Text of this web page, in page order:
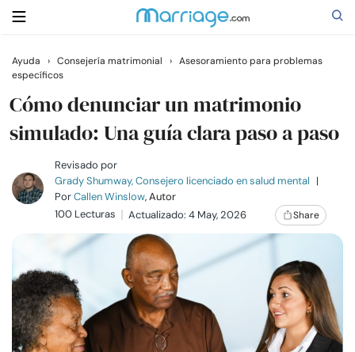
Buscar
Casarse
Relaciones
Ayuda
Cursos
Ayuda › Consejería matrimonial › Asesoramiento para problemas
específicos
Cómo denunciar un matrimonio
simulado: Una guía clara paso a paso
Revisado por
Grady Shumway, Consejero licenciado en salud mental |
PorCallen Winslow, Autor
100 Lecturas
Actualizado: 4 May, 2026 Share